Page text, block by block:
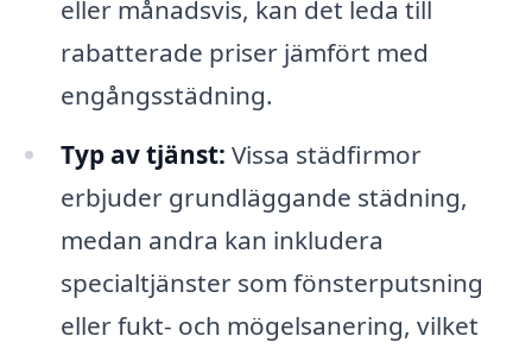
eller månadsvis, kan det leda till
rabatterade priser jämfört med
engångsstädning.
Typ av tjänst: Vissa städfirmor
erbjuder grundläggande städning,
medan andra kan inkludera
specialtjänster som fönsterputsning
eller fukt- och mögelsanering, vilket